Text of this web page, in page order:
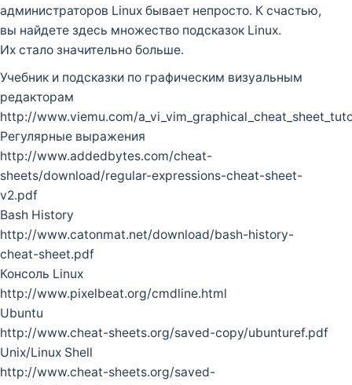
администраторов Linux бывает непросто. К счастью,
вы найдете здесь множество подсказок Linux.
Их стало значительно больше.
Учебник и подсказки по графическим визуальным
редакторам
http://www.viemu.com/
Регулярные выражения
http://www.addedbytes.com/cheat-
sheets/download/regular-expressions-cheat-sheet-
v2.pdf
Bash History
http://www.catonmat.net/download/bash-history-
cheat-sheet.pdf
Консоль Linux
http://www.pixelbeat.org/cmdline.html
Ubuntu
http://www.cheat-sheets.org/saved-copy/ubunturef.pdf
Unix/Linux Shell
http://www.cheat-sheets.org/saved-